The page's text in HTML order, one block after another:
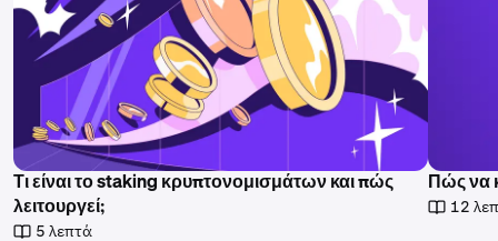
Τι είναι το staking κρυπτονομισμάτων και πώς
λειτουργεί;
5 λεπτά
Πώς να
12